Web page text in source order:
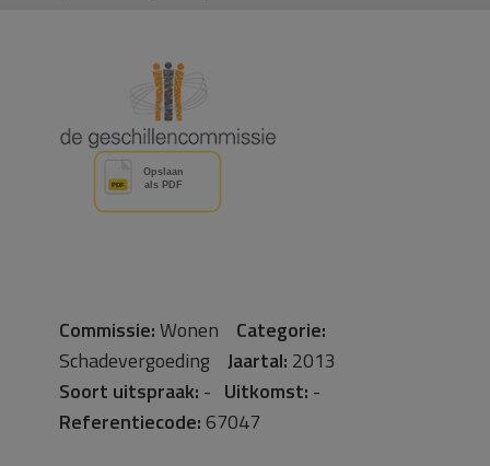
Commissie:Wonen Categorie:
Schadevergoeding Jaartal: 2013
Soort uitspraak: - Uitkomst: -
Referentiecode:67047